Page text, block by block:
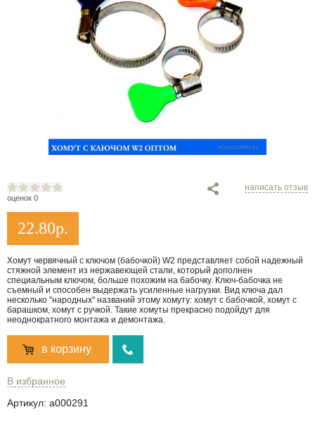
оценок 0
написать отзыв
22.80р.
Хомут червячный с ключом (бабочкой) W2 представляет собой надежный
стяжной элемент из нержавеющей стали, который дополнен
специальным ключом, больше похожим на бабочку. Ключ-бабочка не
съемный и способен выдержать усиленные нагрузки. Вид ключа дал
несколько "народных" названий этому хомуту: хомут с бабочкой, хомут с
барашком, хомут с ручкой. Такие хомуты прекрасно подойдут для
неоднократного монтажа и демонтажа.
в корзину
В избранное
Артикул: a000291